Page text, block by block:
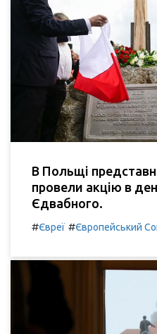
В Польщі
провели акцію в
Єдвабного.
#Євреї #Європейський